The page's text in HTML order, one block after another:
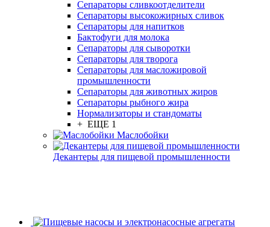
Сепараторы сливкоотделители
Сепараторы высокожирных сливок
Сепараторы для напитков
Бактофуги для молока
Сепараторы для сыворотки
Сепараторы для творога
Сепараторы для масложировой
промышленности
Сепараторы для животных жиров
Сепараторы рыбного жира
Нормализаторы и стандоматы
+ ЕЩЕ 1
Маслобойки
Декантеры для пищевой промышленности